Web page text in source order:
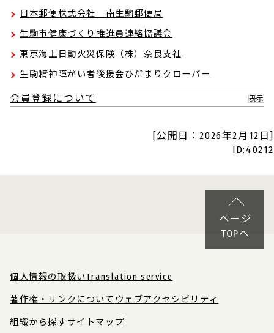
日本郵便株式会社 南生駒郵便局
生駒市健康づくり推進員連絡協議会
東京海上日動火災保険（株）奈良支社
生駒精神障がい者後援会ひだまりクローバー
会員登録について 表示
[公開日：2026年2月12日]
ID:40212
ページ
TOPへ
個人情報の取扱いTranslation service
著作権・リンクについて ウェブアクセシビリティ
組織から探すサイトマップ